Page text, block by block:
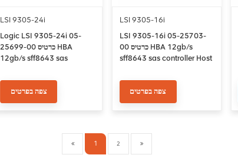
LSI 9305-24i
Logic LSI 9305-24i 05-
25699-00 כרטיס HBA
12gb/s sff8643 sas
צפה בפרטים
LSI 9305-16i
LSI 9305-16i 05-25703-
00 כרטיס HBA 12gb/s
sff8643 sas controller Host
צפה בפרטים
1 2